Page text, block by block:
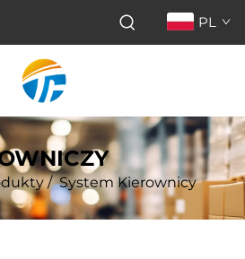
PL
/System Kierownicy